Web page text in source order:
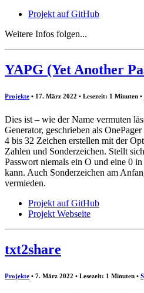
Projekt auf GitHub
Weitere Infos folgen...
YAPG (Yet Another
Projekte • 17. März 2022 • Lesezeit: 1 Minuten •
Dies ist – wie der Name vermuten
Generator, geschrieben als
4 bis 32 Zeichen erstellen mit der
Zahlen und Sonderzeichen. Stellt
Passwort niemals ein O und eine 0
kann. Auch Sonderzeichen am
vermieden.
Projekt auf GitHub
Projekt Webseite
txt2share
Projekte • 7. März 2022 • Lesezeit: 1 Minuten •